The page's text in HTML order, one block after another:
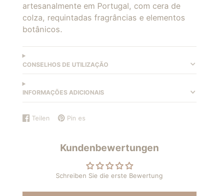
artesanalmente em Portugal, com cera de
colza, requintadas fragrâncias e elementos
botânicos.
CONSELHOS DE UTILIZAÇÃO
INFORMAÇÕES ADICIONAIS
Teilen
Auf
Wird
Pin es
Auf
Wird
neuen
Kundenbewertungen
Schreiben Sie die erste Bewertung